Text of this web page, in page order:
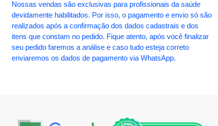
Nossas vendas são exclusivas para profissionais da saúde
devidamente habilitados. Por isso, o pagamento e envio só são
realizados após a confirmação dos dados cadastrais e dos
itens que constam no pedido. Fique atento, após você finalizar
seu pedido faremos a análise e caso tudo esteja correto
enviaremos os dados de pagamento via WhatsApp.